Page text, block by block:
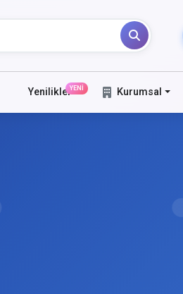
YeniliklerYENİ Kurumsal